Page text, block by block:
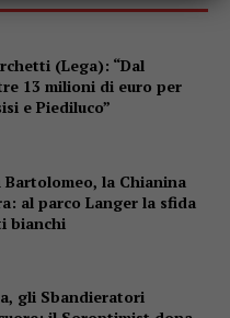
(Lega): “Dal
13 milioni di euro per
e Piediluco”
Bartolomeo, la Chianina
al parco Langer la sfida
bianchi
gli Sbandieratori